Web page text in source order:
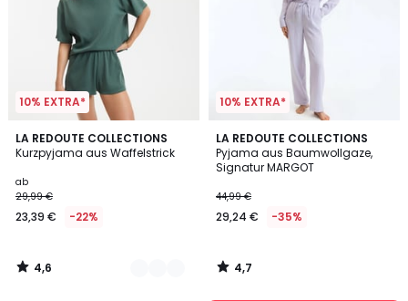
10% EXTRA*
LA REDOUTE COLLECTIONS
Kurzpyjama aus Waffelstrick
ab
29,99 €
23,39 € -22%
4,6
/ 5
2
Farben
4,6
/
10% EXTRA*
LA REDOUTE COLLECTIONS
Pyjama aus Baumwollgaze,
Signatur MARGOT
44,99 €
29,24 € -35%
4,7
/ 5
4,7
/